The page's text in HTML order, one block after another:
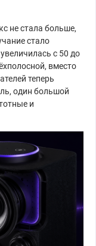
не стала больше,
стало
с 50 до
вместо
теперь
один большой
и